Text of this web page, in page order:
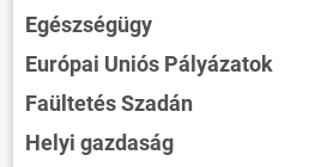
Egészségügy
Európai Uniós Pályázatok
Faültetés Szadán
Helyi gazdaság